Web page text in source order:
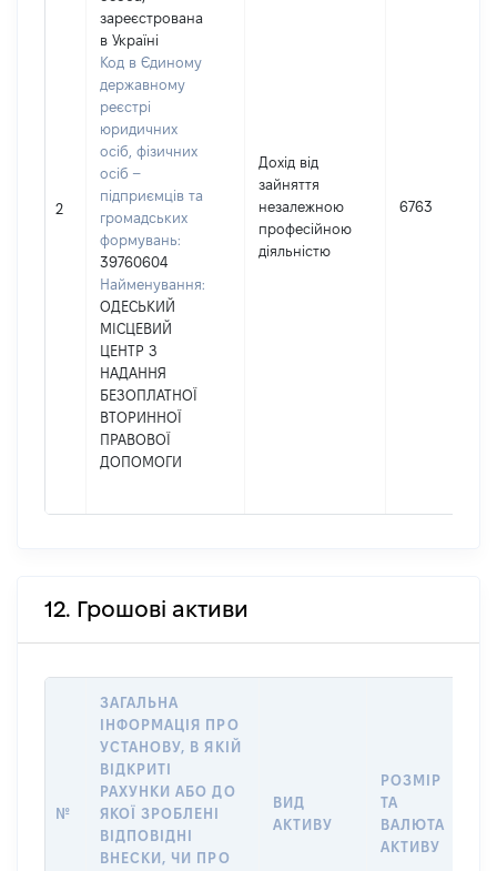
2
зареєстрована
в Україні
Код в Єдиному
державному
реєстрі
юридичних
осіб, фізичних
осіб –
підприємців та
громадських
формувань:
39760604
Найменування:
ОДЕСЬКИЙ
МІСЦЕВИЙ
ЦЕНТР З
НАДАННЯ
БЕЗОПЛАТНОЇ
ВТОРИННОЇ
ПРАВОВОЇ
ДОПОМОГИ
Дохід від
зайняття
незалежною
професійною
діяльністю
6763
12. Грошові активи
№
ЗАГАЛЬНА
ІНФОРМАЦІЯ ПРО
УСТАНОВУ, В ЯКІЙ
ВІДКРИТІ
РАХУНКИ АБО ДО
ЯКОЇ ЗРОБЛЕНІ
ВІДПОВІДНІ
ВНЕСКИ, ЧИ ПРО
ВИД
АКТИВУ
РОЗМІР
ТА
ВАЛЮТА
АКТИВУ